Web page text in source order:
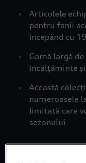
›
Articolele
pentru fanii
începând cu
›
Gamă largă
încălțăminte
›
Această
numeroasele
limitată care
sezonului